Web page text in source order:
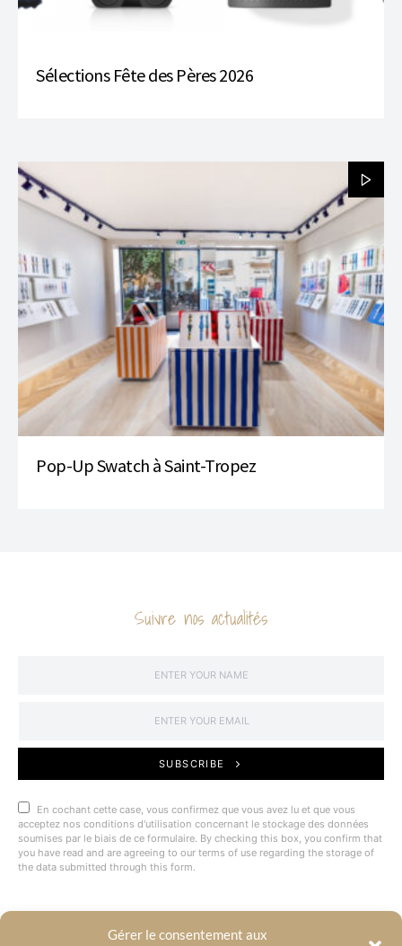
Gérer le consentement aux
Sélections Fête des Pères 2026
Pop-Up Swatch à Saint-Tropez
Suivre nos actualités
SUBSCRIBE
En cochant cette case, vous confirmez que vous avez lu et que vous
acceptez nos conditions d'utilisation concernant le stockage des données
soumises par le biais de ce formulaire. By checking this box, you confirm that
you have read and are agreeing to our terms of use regarding the storage of
the data submitted through this form.
@BYRACKEL